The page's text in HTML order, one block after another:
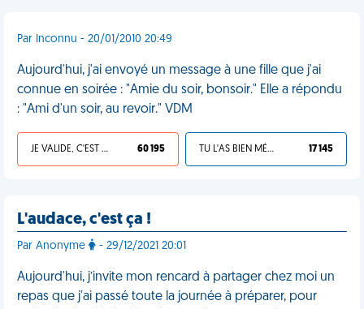
Par Inconnu - 20/01/2010 20:49
Aujourd'hui, j'ai envoyé un message à une fille que j'ai
connue en soirée : "Amie du soir, bonsoir." Elle a répondu
: "Ami d'un soir, au revoir." VDM
JE VALIDE, C'EST UNE VDM 60 195 TU L'AS BIEN MÉRITÉ 17 145
L'audace, c'est ça !
Par Anonyme - 29/12/2021 20:01
Aujourd'hui, j’invite mon rencard à partager chez moi un
repas que j'ai passé toute la journée à préparer, pour